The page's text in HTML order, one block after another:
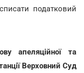
податковий
апеляційної та
Верховний Суд